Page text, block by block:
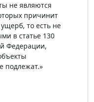
не являются
причинит
то есть не
в статье 130
Федерации,
подлежат.»